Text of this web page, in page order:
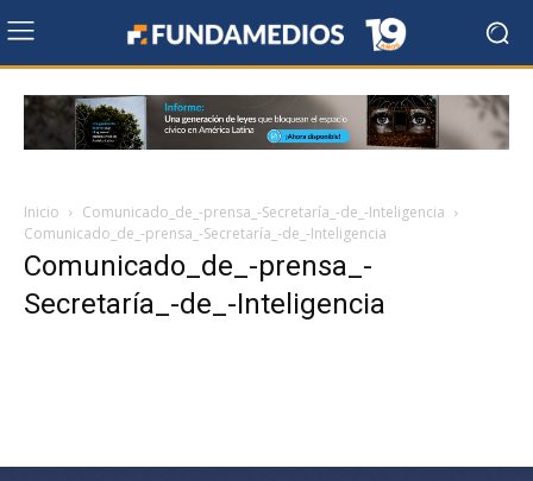
Inicio
Comunicado_de_-prensa_-Secretaría_-de_-Inteligencia
Comunicado_de_-prensa_-Secretaría_-de_-Inteligencia
Comunicado_de_-prensa_-
Secretaría_-de_-Inteligencia